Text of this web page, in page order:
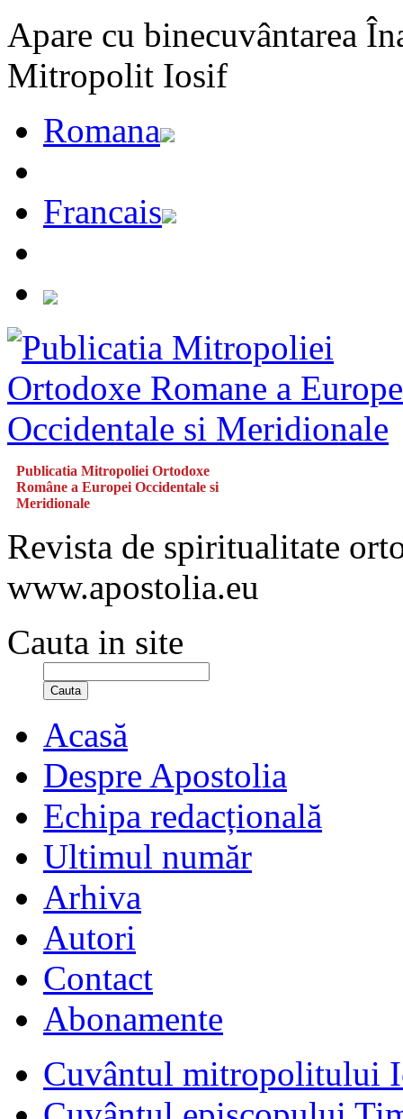
Apare cu binecuvântarea
Mitropolit Iosif
Romana
Francais
Publicatia Mitropoliei Ortodoxe
Române a Europei Occidentale si
Meridionale
Revista de spiritualitate
www.apostolia.eu
Cauta in site
Cauta
Acasă
Despre Apostolia
Echipa redacțională
Ultimul număr
Arhiva
Autori
Contact
Abonamente
Cuvântul mitropolitului